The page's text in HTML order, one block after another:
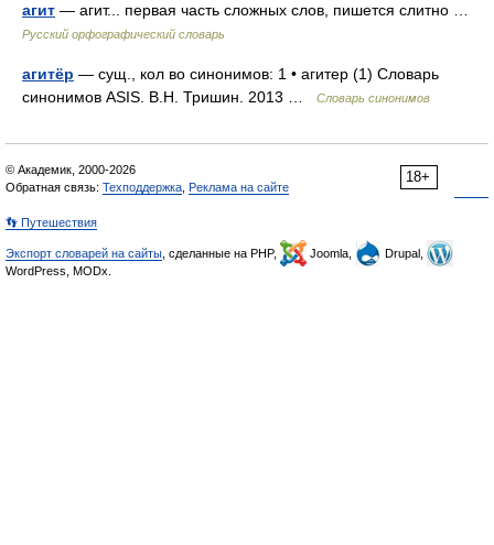
агит — агит... первая часть сложных слов, пишется слитно …
Русский орфографический словарь
агитёр — сущ., кол во синонимов: 1 • агитер (1) Словарь
синонимов ASIS. В.Н. Тришин. 2013 …
Словарь синонимов
18+
© Академик, 2000-2026
Обратная связь: Техподдержка Реклама на сайте
👣 Путешествия
Экспорт словарей на сайты , сделанные на PHP, Joomla,
Drupal,
WordPress, MODx.